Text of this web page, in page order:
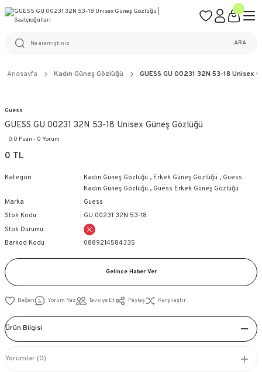
%100 ORİJİNAL ÜRÜN GARANTİSİ
ARA
Anasayfa Kadın Güneş Gözlüğü GUESS GU 00231 32N 53-18 Unisex
Guess
GUESS GU 00231 32N 53-18 Unisex Güneş Gözlüğü
0.0 Puan - 0 Yorum
0 TL
Kategori Kadın Güneş Gözlüğü , Erkek Güneş Gözlüğü , Guess
Kadın Güneş Gözlüğü , Guess Erkek Güneş Gözlüğü
Marka
Guess
Stok Kodu
GU 00231 32N 53-18
Stok Durumu
Barkod Kodu
0889214584335
Gelince Haber Ver
Yorum Yaz Tavsiye Et Paylaş Karşılaştır
Ürün Bilgisi
Yorumlar (0)